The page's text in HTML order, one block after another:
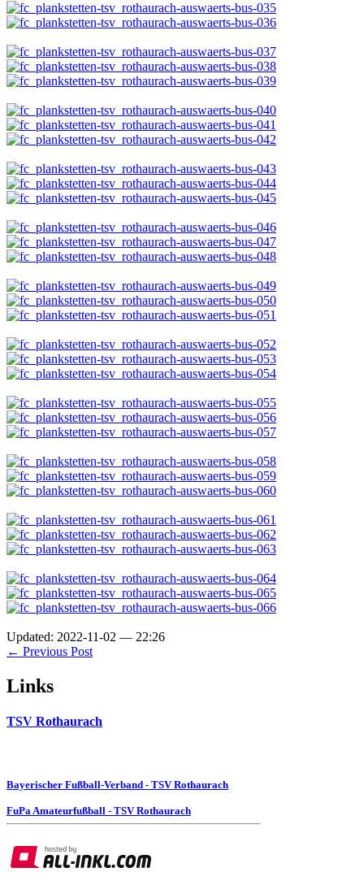
Updated: 2022-11-02 — 22:26
← Previous Post
Links
TSV Rothaurach
Bayerischer Fußball-Verband - TSV Rothaurach
FuPa Amateurfußball - TSV Rothaurach